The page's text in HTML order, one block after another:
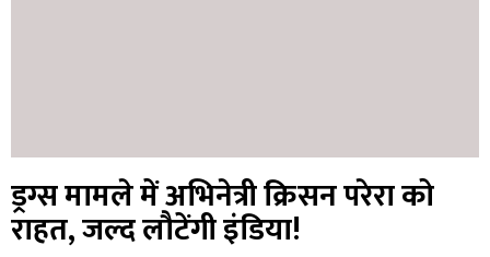
ड्रग्स मामले में अभिनेत्री क्रिसन परेरा को
राहत, जल्द लौटेंगी इंडिया!